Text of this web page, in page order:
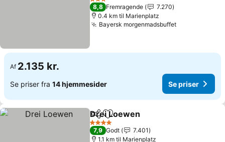
3 Stjerner
8,8 Fremragende
7.270
0.4 km til Marienplatz
Bayersk morgenmadsbuffet
Af 2.135 kr.
Se priser fra 14 hjemmesider Se priser
Del Føj til favoritter
Drei Loewen
4 Stjerner
7,9 Godt
7.401
1.1 km til Marienplatz